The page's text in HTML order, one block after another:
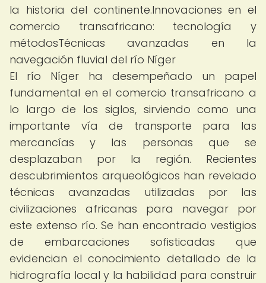
la historia del continente.Innovaciones en el
comercio transafricano: tecnología y
métodosTécnicas avanzadas en la
navegación fluvial del río Níger
El río Níger ha desempeñado un papel
fundamental en el comercio transafricano a
lo largo de los siglos, sirviendo como una
importante vía de transporte para las
mercancías y las personas que se
desplazaban por la región. Recientes
descubrimientos arqueológicos han revelado
técnicas avanzadas utilizadas por las
civilizaciones africanas para navegar por
este extenso río. Se han encontrado vestigios
de embarcaciones sofisticadas que
evidencian el conocimiento detallado de la
hidrografía local y la habilidad para construir